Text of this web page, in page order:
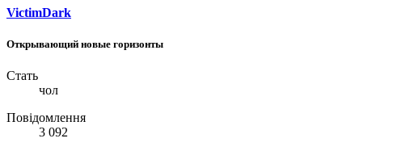
VictimDark
Открывающий новые горизонты
Стать
чол
Повідомлення
3 092